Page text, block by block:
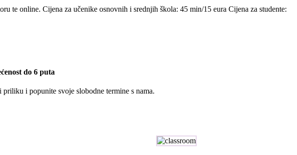
te online. Cijena za učenike osnovnih i srednjih škola: 45 min/15 eura Cijena za studente:
do 6 puta
i popunite svoje slobodne termine s nama.